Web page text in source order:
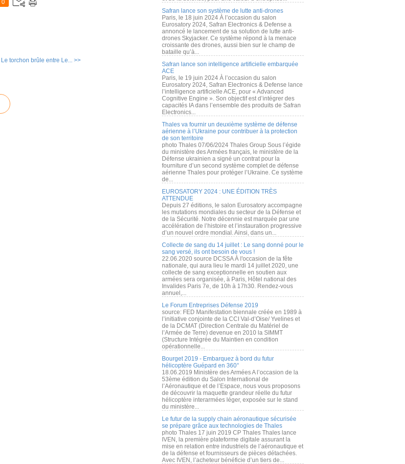
0
Le torchon brûle entre Le... >>
Safran lance son système de lutte anti-drones
Paris, le 18 juin 2024 À l’occasion du salon
Eurosatory 2024, Safran Electronics & Defense a
annoncé le lancement de sa solution de lutte anti-
drones Skyjacker. Ce système répond à la menace
croissante des drones, aussi bien sur le champ de
bataille qu’à...
Safran lance son intelligence artificielle embarquée
ACE
Paris, le 19 juin 2024 À l’occasion du salon
Eurosatory 2024, Safran Electronics & Defense lance
l’intelligence artificielle ACE, pour « Advanced
Cognitive Engine ». Son objectif est d’intégrer des
capacités IA dans l’ensemble des produits de Safran
Electronics...
Thales va fournir un deuxième système de défense
aérienne à l’Ukraine pour contribuer à la protection
de son territoire
photo Thales 07/06/2024 Thales Group Sous l’égide
du ministère des Armées français, le ministère de la
Défense ukrainien a signé un contrat pour la
fourniture d’un second système complet de défense
aérienne Thales pour protéger l’Ukraine. Ce système
de...
EUROSATORY 2024 : UNE ÉDITION TRÈS
ATTENDUE
Depuis 27 éditions, le salon Eurosatory accompagne
les mutations mondiales du secteur de la Défense et
de la Sécurité. Notre décennie est marquée par une
accélération de l’histoire et l’instauration progressive
d’un nouvel ordre mondial. Ainsi, dans un...
Collecte de sang du 14 juillet : Le sang donné pour le
sang versé, ils ont besoin de vous !
22.06.2020 source DCSSA À l'occasion de la fête
nationale, qui aura lieu le mardi 14 juillet 2020, une
collecte de sang exceptionnelle en soutien aux
armées sera organisée, à Paris, Hôtel national des
Invalides Paris 7e, de 10h à 17h30. Rendez-vous
annuel,...
Le Forum Entreprises Défense 2019
source: FED Manifestation biennale créée en 1989 à
l’initiative conjointe de la CCI Val-d’Oise/ Yvelines et
de la DCMAT (Direction Centrale du Matériel de
l’Armée de Terre) devenue en 2010 la SIMMT
(Structure Intégrée du Maintien en condition
opérationnelle...
Bourget 2019 - Embarquez à bord du futur
hélicoptère Guépard en 360°
18.06.2019 Ministère des Armées A l’occasion de la
53ème édition du Salon International de
l’Aéronautique et de l’Espace, nous vous proposons
de découvrir la maquette grandeur réelle du futur
hélicoptère interarmées léger, exposée sur le stand
du ministère...
Le futur de la supply chain aéronautique sécurisée
se prépare grâce aux technologies de Thales
photo Thales 17 juin 2019 CP Thales Thales lance
IVEN, la première plateforme digitale assurant la
mise en relation entre industriels de l’aéronautique et
de la défense et fournisseurs de pièces détachées.
Avec IVEN, l’acheteur bénéficie d’un tiers de...